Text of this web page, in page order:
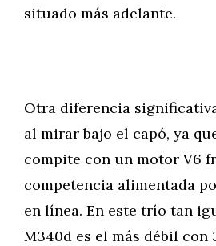
situado más adelante.
Otra diferencia
al mirar bajo el capó, ya
compite con un motor V6
competencia alimentada
en línea. En este trío tan
M340d es el más débil con